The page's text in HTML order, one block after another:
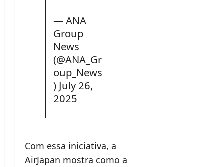
— ANA
Group
News
(@ANA_Gr
oup_News
) July 26,
2025
Com essa iniciativa, a
AirJapan mostra como a